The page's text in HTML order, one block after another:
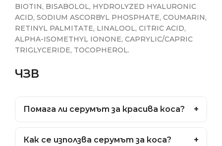
BIOTIN, BISABOLOL, HYDROLYZED HYALURONIC
ACID, SODIUM ASCORBYL PHOSPHATE, COUMARIN,
RETINYL PALMITATE, LINALOOL, CITRIC ACID,
ALPHA-ISOMETHYL IONONE, CAPRYLIC/CAPRIC
TRIGLYCERIDE, TOCOPHEROL.
ЧЗВ
Помага ли серумът за красива коса? +
подобрява външния вид на косата.
Как се използва серумът за коса? +